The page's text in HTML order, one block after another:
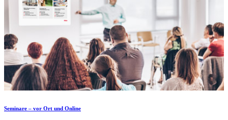
Seminare – vor Ort und Online